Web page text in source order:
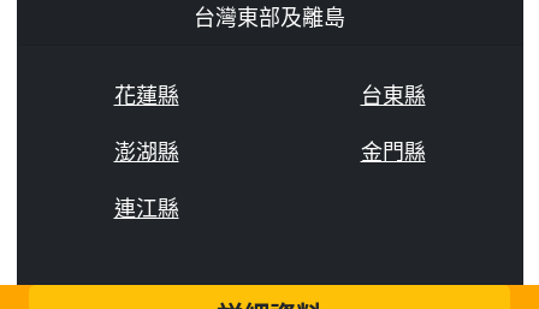
台灣東部及離島
花蓮縣
台東縣
澎湖縣
金門縣
連江縣